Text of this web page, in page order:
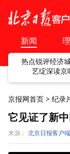
新闻
热点锐评经济
艺绽深读京
京报网首页 > 纪录
它见证了新
来源： 北京日报客户端